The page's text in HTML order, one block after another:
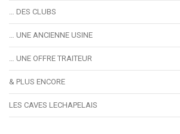
… DES CLUBS
… UNE ANCIENNE USINE
… UNE OFFRE TRAITEUR
& PLUS ENCORE
LES CAVES LECHAPELAIS